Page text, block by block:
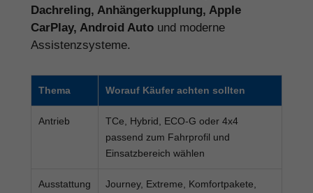
Dachreling, Anhängerkupplung, Apple
CarPlay, Android Auto und moderne
Assistenzsysteme.
Thema Worauf Käufer achten sollten
Antrieb
TCe, Hybrid, ECO-G oder 4x4
passend zum Fahrprofil und
Einsatzbereich wählen
Ausstattung
Journey, Extreme, Komfortpakete,